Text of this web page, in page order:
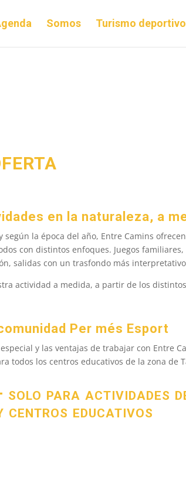
Somos Turismo deportivo
en la naturaleza, a
según la época del año, Entre Camins
con distintos enfoques. Juegos
salidas con un trasfondo más
actividad a medida, a partir de los
Per més Esport
y las ventajas de trabajar con Entre
todos los centros educativos de la zona de
para actividades
centros educativos